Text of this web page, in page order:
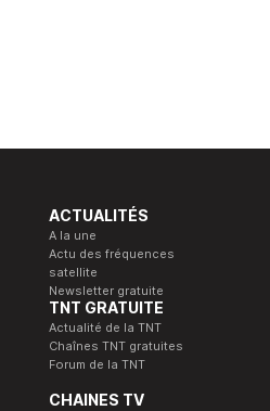
ACTUALITÉS
A la une
Actu des fréquences
satellite
Newsletter gratuite
TNT GRATUITE
Actualité de la TNT
Chaînes TNT gratuites
Forum de la TNT
CHAINES TV